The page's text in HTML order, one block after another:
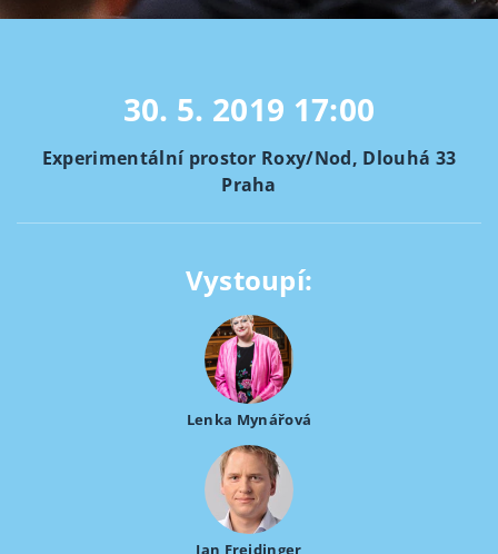
30. 5. 2019 17:00
Experimentální prostor Roxy/Nod, Dlouhá 33
Praha
Vystoupí:
Lenka Mynářová
Jan Freidinger